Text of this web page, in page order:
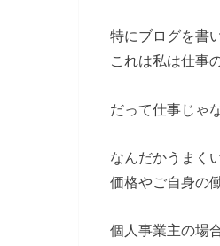
特にブログを書
これは私は仕事
だって仕事じゃ
なんだかうまく
価格やご自身の
個人事業主の場